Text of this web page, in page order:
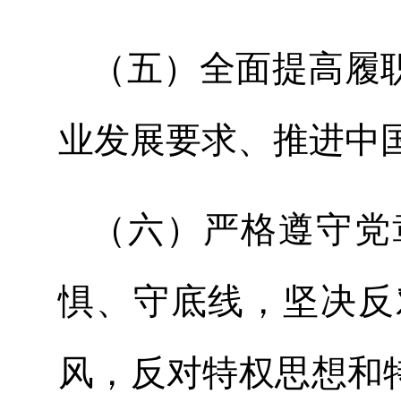
（五）全面提高
业发展要求、推进中
（六）严格遵守
惧、守底线，坚决
风，反对特权思想